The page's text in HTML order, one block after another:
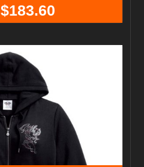
El
$306.00.
$183.60El